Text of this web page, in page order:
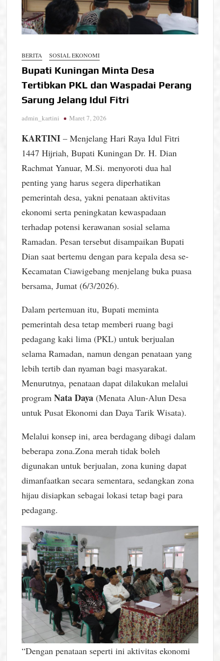
BERITA SOSIAL EKONOMI
Bupati Kuningan Minta Desa
Tertibkan PKL dan Waspadai Perang
Sarung Jelang Idul Fitri
admin_kartini Maret 7, 2026
KARTINI – Menjelang Hari Raya Idul Fitri
1447 Hijriah, Bupati Kuningan Dr. H. Dian
Rachmat Yanuar, M.Si. menyoroti dua hal
penting yang harus segera diperhatikan
pemerintah desa, yakni penataan aktivitas
ekonomi serta peningkatan kewaspadaan
terhadap potensi kerawanan sosial selama
Ramadan. Pesan tersebut disampaikan Bupati
Dian saat bertemu dengan para kepala desa se-
Kecamatan Ciawigebang menjelang buka puasa
bersama, Jumat (6/3/2026).
Dalam pertemuan itu, Bupati meminta
pemerintah desa tetap memberi ruang bagi
pedagang kaki lima (PKL) untuk berjualan
selama Ramadan, namun dengan penataan yang
lebih tertib dan nyaman bagi masyarakat.
Menurutnya, penataan dapat dilakukan melalui
programNata Daya (Menata Alun-Alun Desa
untuk Pusat Ekonomi dan Daya Tarik Wisata).
Melalui konsep ini, area berdagang dibagi dalam
beberapa zona.Zona merah tidak boleh
digunakan untuk berjualan, zona kuning dapat
dimanfaatkan secara sementara, sedangkan zona
hijau disiapkan sebagai lokasi tetap bagi para
pedagang.
“Dengan penataan seperti ini aktivitas ekonomi